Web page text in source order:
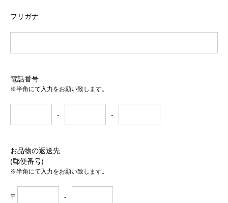
フリガナ
電話番号
※半角にて入力をお願い致します。
- -
お品物の返送先
(郵便番号)
※半角にて入力をお願い致します。
〒 -